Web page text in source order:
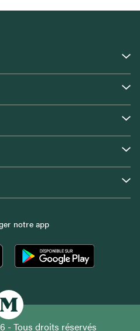
notre app
- Tous droits réservés